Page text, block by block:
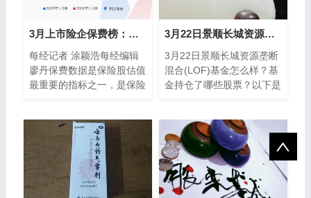
3月上市险企保费榜：九大险企前三月总保费增长3.67%，寿险延续分化，财险增幅略降
每经记者 涂颖浩每经编辑
廖丹保费数据是保险股估值
最重要的指标之一，是保险
公司旗下保...
3月22日景顺长城资源垄断混合(LOF)基金怎么样？基金持仓了哪些股票？
3月22日景顺长城资源垄断
混合(LOF)基金怎么样？基
金持仓了哪些股票？以下是
合(LOF)基